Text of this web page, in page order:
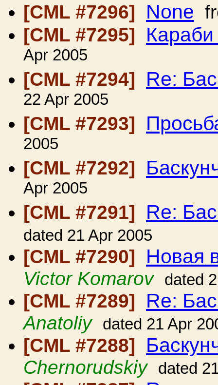
[CML #7296] None
[CML #7295]
Apr 2005
[CML #7294]
Re:
22 Apr 2005
[CML #7293]
2005
[CML #7292]
Apr 2005
[CML #7291]
Re:
dated 21 Apr 2005
[CML #7290] Новая
Victor Komarov dated
[CML #7289] Re:
Anatoliy dated 21 Apr
[CML #7288]
Chernorudskiy dated